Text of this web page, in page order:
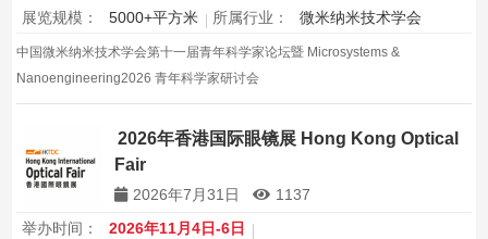
展览规模：
5000+平方米 所属行业： 微米纳米技术学会
中国微米纳米技术学会第十一届青年科学家论坛暨 Microsystems &
Nanoengineering2026 青年科学家研讨会
2026年香港国际眼镜展 Hong Kong Optical
Fair
2026年7月31日
1137
举办时间：
2026年11月4日-6日